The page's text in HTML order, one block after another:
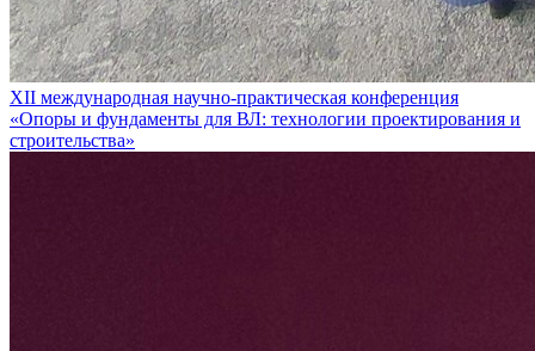
XII международная научно-практическая конференция
«Опоры и фундаменты для ВЛ: технологии проектирования и
строительства»